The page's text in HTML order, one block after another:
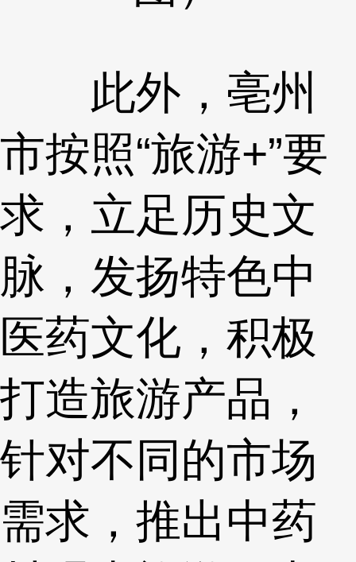
此外，亳州
市按照“旅游+”要
求，立足历史文
脉，发扬特色中
医药文化，积极
打造旅游产品，
针对不同的市场
需求，推出中药